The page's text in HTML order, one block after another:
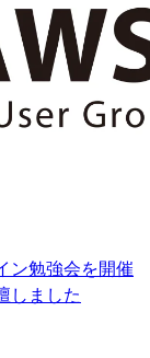
ン勉強会を開催
しました